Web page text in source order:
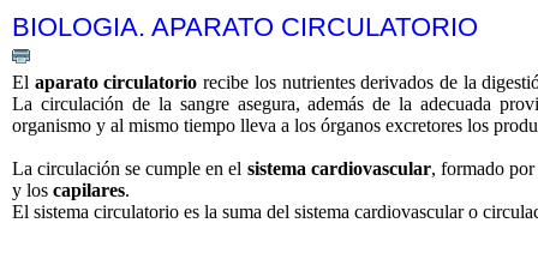
BIOLOGIA. APARATO CIRCULATORIO
El aparato circulatoriorecibe los nutrientes derivados de la
La circulación de la sangre asegura, además de la adecuada
organismo y al mismo tiempo lleva a los órganos excretores los
La circulación se cumple en el sistema cardiovascular, formado
y los capilares.
El sistema circulatorio es la suma del sistema cardiovascular o